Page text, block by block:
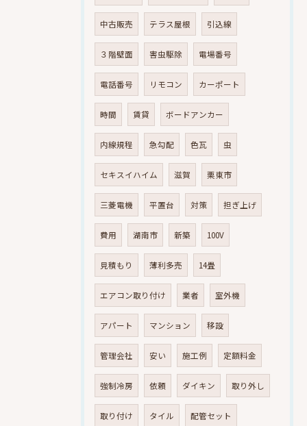
中古販売 テラス屋根 引込線
３階壁面 害虫駆除 電場番号
電話番号 リモコン カーポート
時間 賃貸 ボードアンカー
内線規程 急勾配 色瓦 虫
セキスイハイム 滋賀 栗東市
三菱電機 平置台 対策 担ぎ上げ
費用 湖南市 新築 100V
見積もり 薄利多売 14畳
エアコン取り付け 業者 室外機
アパート マンション 移設
管理会社 安い 施工例 定額料金
強制冷房 依頼 ダイキン 取り外し
取り付け タイル 配管セット